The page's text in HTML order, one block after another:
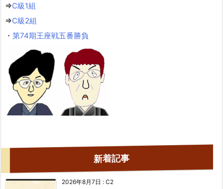
⇒C級1組
⇒C級2組
・ 第74期王座戦五番勝負
新着記事
2026年8月7日 : C2